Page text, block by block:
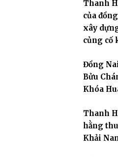
Thanh
của
xây
củng cố
Đồng
Bửu
Khóa
Thanh
hằng
Khải